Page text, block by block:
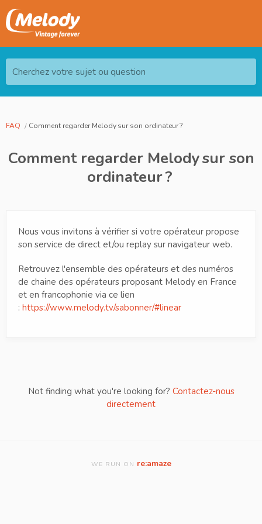
Cherchez votre sujet ou question
FAQ Comment regarder Melody sur son ordinateur ?
Comment regarder Melody sur son
ordinateur ?
Nous vous invitons à vérifier si votre opérateur propose
son service de direct et/ou replay sur navigateur web.
Retrouvez l'ensemble des opérateurs et des numéros
de chaine des opérateurs proposant Melody en France
et en francophonie via ce lien
: https://www.melody.tv/sabonner/#linear
Not finding what you're looking for? Contactez-nous
directement
WE RUN ON re:amaze